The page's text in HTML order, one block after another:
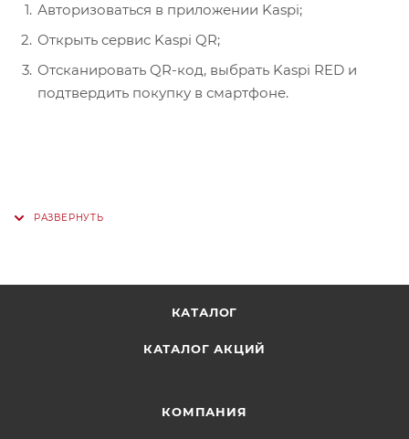
Авторизоваться в приложении Kaspi;
Открыть сервис Kaspi QR;
Отсканировать QR-код, выбрать Kaspi RED и
подтвердить покупку в смартфоне.
КАТАЛОГ
КАТАЛОГ АКЦИЙ
КОМПАНИЯ